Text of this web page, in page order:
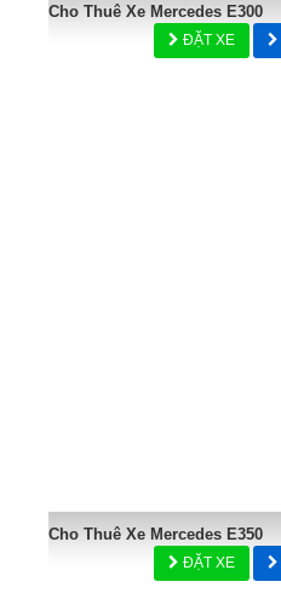
Cho Thuê Xe Mercedes E300
ĐẶT XE
Cho Thuê Xe Mercedes E350
ĐẶT XE